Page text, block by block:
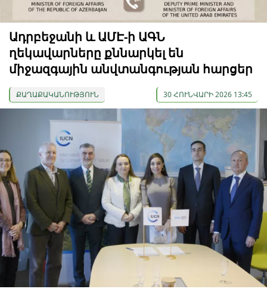
Ադրբեջանի և ԱՄԷ-ի ԱԳՆ
ղեկավարները քննարկել են
միջազգային անվտանգության հարցեր
ՔԱՂԱՔԱԿԱՆՈՒԹՅՈՒՆ 30 ՀՈՒՆՎԱՐԻ 2026 13:45